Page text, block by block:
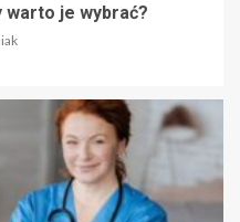
je wybrać?